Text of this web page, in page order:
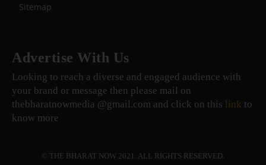
Sitemap
Advertise With Us
Looking to reach a diverse and engaged audience with
your brand or message then please mail on
thebharatnowmedia @gmail.com and click on this link to
know more
© THE BHARAT NOW 2021. ALL RIGHTS RESERVED.